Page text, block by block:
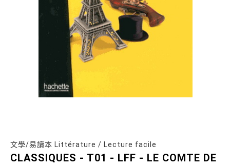
文學/易讀本 Littérature / Lecture facile
CLASSIQUES - T01 - LFF - LE COMTE DE